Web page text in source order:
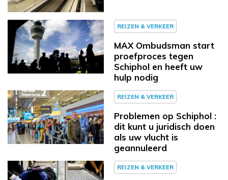
REIZEN & VERKEER
MAX Ombudsman start
proefproces tegen
Schiphol en heeft uw
hulp nodig
REIZEN & VERKEER
Problemen op Schiphol :
dit kunt u juridisch doen
als uw vlucht is
geannuleerd
REIZEN & VERKEER